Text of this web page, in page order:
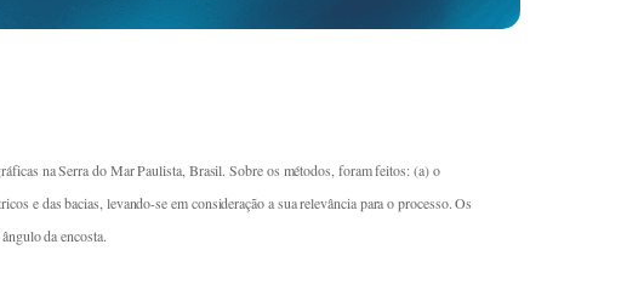
na Serra do Mar Paulista, Brasil. Sobre os métodos, foram feitos: (a) o
e das bacias, levando-se em consideração a sua relevância para o processo. Os
da encosta.